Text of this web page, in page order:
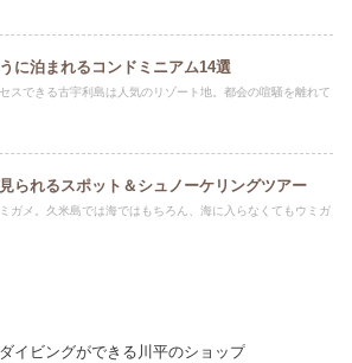
に泊まれるコンドミニアム14選
スできる古宇利島は人気のリゾート地。都会の喧騒を離れて
られるスポット＆シュノーケリングツアー
ガメ。久米島では海ではもちろん、海に入らなくてもウミガ
ダイビングができる川平のショップ